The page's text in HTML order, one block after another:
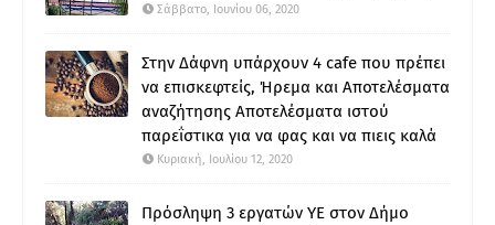
Σάββατο, Ιουνίου 06, 2020
Στην Δάφνη υπάρχουν 4 cafe που πρέπει
να επισκεφτείς, Ήρεμα και Αποτελέσματα
αναζήτησης Αποτελέσματα ιστού
παρεΐστικα για να φας και να πιεις καλά
Κυριακή, Ιουλίου 12, 2020
Πρόσληψη 3 εργατών ΥΕ στον Δήμο